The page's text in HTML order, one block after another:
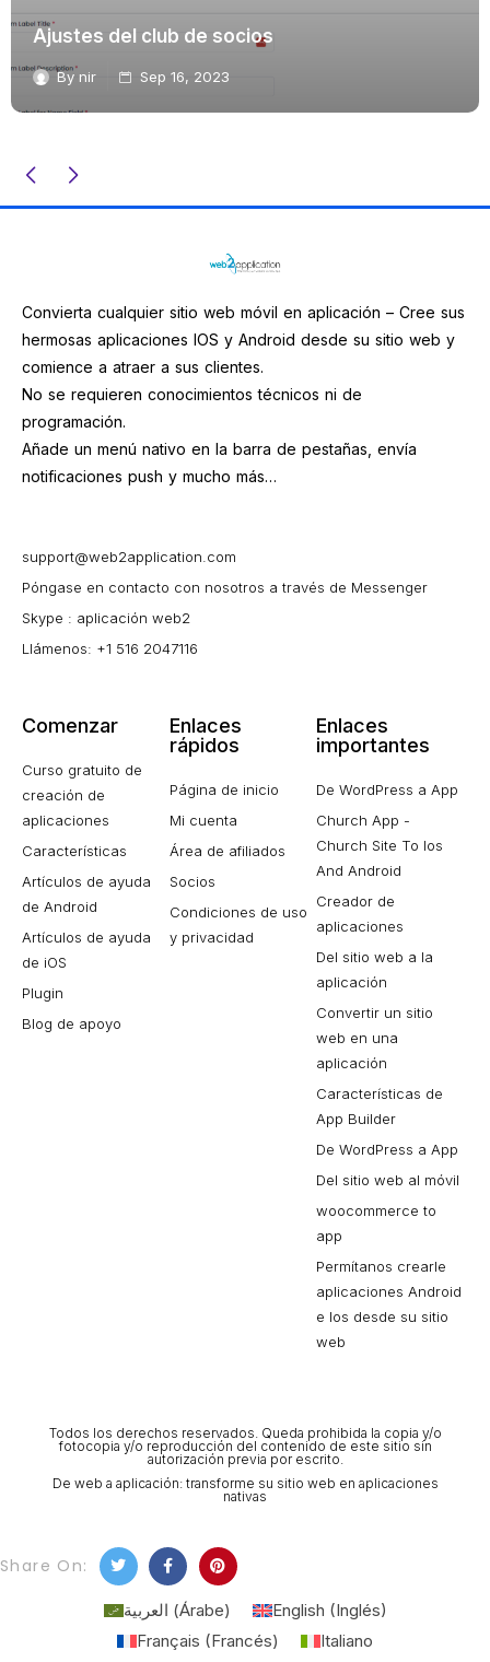
Ajustes del club de socios
By nir Sep 16, 2023
Convierta cualquier sitio web móvil en aplicación – Cree sus
hermosas aplicaciones IOS y Android desde su sitio web y
comience a atraer a sus clientes.
No se requieren conocimientos técnicos ni de
programación.
Añade un menú nativo en la barra de pestañas, envía
notificaciones push y mucho más…
support@web2application.com
Póngase en contacto con nosotros a través de Messenger
Skype : aplicación web2
Llámenos: +1 516 2047116
Comenzar
Curso gratuito de
creación de
aplicaciones
Características
Artículos de ayuda
de Android
Artículos de ayuda
de iOS
Plugin
Blog de apoyo
Enlaces
rápidos
Página de inicio
Mi cuenta
Área de afiliados
Socios
Condiciones de uso
y privacidad
Enlaces
importantes
De WordPress a App
Church App -
Church Site To Ios
And Android
Creador de
aplicaciones
Del sitio web a la
aplicación
Convertir un sitio
web en una
aplicación
Características de
App Builder
De WordPress a App
Del sitio web al móvil
woocommerce to
app
Permítanos crearle
aplicaciones Android
e Ios desde su sitio
web
Todos los derechos reservados. Queda prohibida la copia y/o
fotocopia y/o reproducción del contenido de este sitio sin
autorización previa por escrito.
De web a aplicación: transforme su sitio web en aplicaciones
nativas
Share On:
العربية (Árabe) English (Inglés)
Français (Francés) Italiano